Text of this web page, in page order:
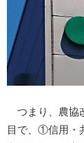
つまり、農協
目で、①信用・